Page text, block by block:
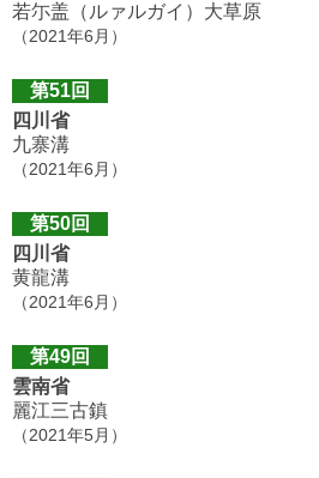
若尓盖（ルァルガイ）大草原
（2021年6月）
第51回
四川省
九寨溝
（2021年6月）
第50回
四川省
黄龍溝
（2021年6月）
第49回
雲南省
麗江三古鎮
（2021年5月）